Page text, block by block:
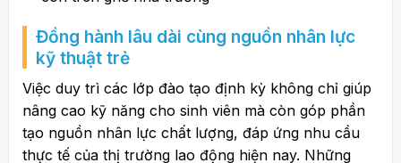
Đồng hành lâu dài cùng nguồn nhân lực
kỹ thuật trẻ
Việc duy trì các lớp đào tạo định kỳ không chỉ giúp
nâng cao kỹ năng cho sinh viên mà còn góp phần
tạo nguồn nhân lực chất lượng, đáp ứng nhu cầu
thực tế của thị trường lao động hiện nay. Những